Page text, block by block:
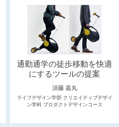
通勤通学の徒歩移動を快適
にするツールの提案
須藤 嘉丸
ライフデザイン学部 クリエイティブデザイ
ン学科 プロダクトデザインコース